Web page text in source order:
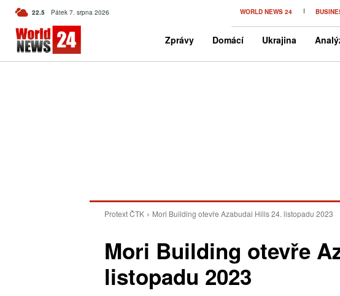
22.5 C Czech
Pátek 7. srpna 2026 WORLD NEWS 24
Zprávy Domácí Ukrajina
Protext ČTK Mori Building otevře Azabudai Hills 24. listopadu 2023
Mori Building otevře
listopadu 2023